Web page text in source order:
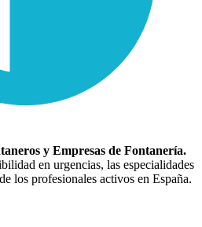
y Empresas de Fontanería.
en urgencias, las especialidades
los profesionales activos en España.